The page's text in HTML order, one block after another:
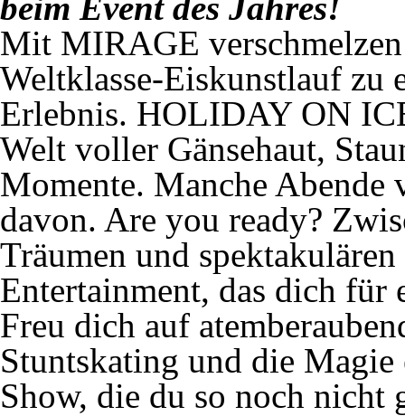
Mit MIRAGE
Weltklasse-Eiskunstlauf zu
Erlebnis. HOLIDAY ON
Welt voller Gänsehaut,
Momente. Manche Abende
davon. Are you ready?
Träumen und
Entertainment, das dich für
Freu dich auf
Stuntskating und die
Show, die du so noch nicht